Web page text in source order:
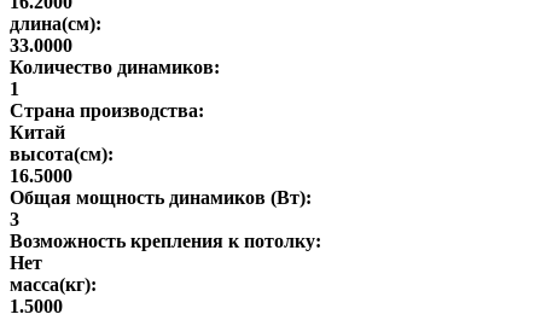
длина(см):
33.0000
Количество динамиков:
1
Страна производства:
Китай
высота(см):
16.5000
Общая мощность динамиков (Вт):
3
Возможность крепления к потолку:
Нет
масса(кг):
1.5000